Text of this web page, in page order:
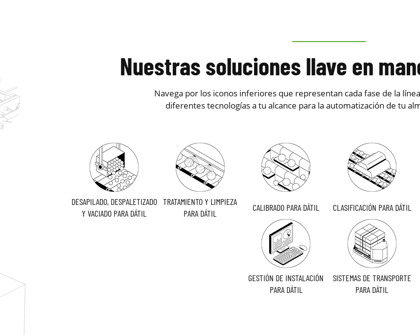
Nuestras soluciones llave en
Navega por los iconos inferiores que representan cada fase de la
diferentes tecnologías a tu alcance para la automatización de tu
DESAPILADO, DESPALETIZADO
Y VACIADO PARA DÁTIL
TRATAMIENTO Y LIMPIEZA
PARA DÁTIL
CALIBRADO PARA DÁTIL CLASIFICACIÓN PARA DÁTIL
GESTIÓN DE INSTALACIÓN
PARA DÁTIL
SISTEMAS DE TRANSPORTE
PARA DÁTIL